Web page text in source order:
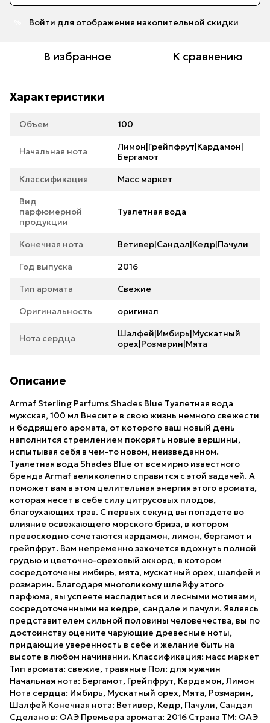
Войти для отображения накопительной скидки
В избранное К сравнению
Характеристики
Объем 100
Начальная нота
Лимон|Грейпфрут|Кардамон|
Бергамот
Классификация Масс маркет
Вид
парфюмерной
продукции
Туалетная вода
Конечная нота Ветивер|Сандал|Кедр|Пачули
Год выпуска 2016
Тип аромата Свежие
Оригинальность оригинал
Нота сердца
Шалфей|Имбирь|Мускатный
орех|Розмарин|Мята
Описание
Armaf Sterling Parfums Shades Blue Туалетная вода
мужская, 100 мл Внесите в свою жизнь немного свежести
и бодрящего аромата, от которого ваш новый день
наполнится стремлением покорять новые вершины,
испытывая себя в чем-то новом, неизведанном.
Туалетная вода Shades Blue от всемирно известного
бренда Armaf великолепно справится с этой задачей. А
поможет вам в этом целительная энергия этого аромата,
которая несет в себе силу цитрусовых плодов,
благоухающих трав. С первых секунд вы попадете во
влияние освежающего морского бриза, в котором
превосходно сочетаются кардамон, лимон, бергамот и
грейпфрут. Вам непременно захочется вдохнуть полной
грудью и цветочно-ореховый аккорд, в котором
сосредоточены имбирь, мята, мускатный орех, шалфей и
розмарин. Благодаря многоликому шлейфу этого
парфюма, вы успеете насладиться и лесными мотивами,
сосредоточенными на кедре, сандале и пачули. Являясь
представителем сильной половины человечества, вы по
достоинству оцените чарующие древесные ноты,
придающие уверенность в себе и желание быть на
высоте в любом начинании. Классификация: масс маркет
Тип аромата: свежие, травяные Пол: для мужчин
Начальная нота: Бергамот, Грейпфрут, Кардамон, Лимон
Нота сердца: Имбирь, Мускатный орех, Мята, Розмарин,
Шалфей Конечная нота: Ветивер, Кедр, Пачули, Сандал
Сделано в: ОАЭ Премьера аромата: 2016 Страна ТМ: ОАЭ